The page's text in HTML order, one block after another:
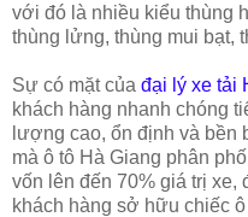
với đó là nhiều kiểu thùng
thùng lửng, thùng mui bạt,
Sự có mặt của đại lý xe tải
khách hàng nhanh chóng
lượng cao, ổn định và bền
mà ô tô Hà Giang phân
vốn lên đến 70% giá trị xe,
khách hàng sở hữu chiếc